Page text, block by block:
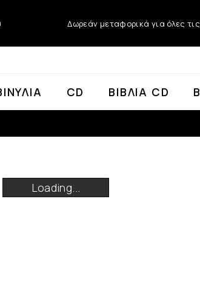
Δωρεάν μεταφορικά για όλες
CD ΒΙΒΛΊΑ CD
Loading...
Loading...
Loading...
Loading...